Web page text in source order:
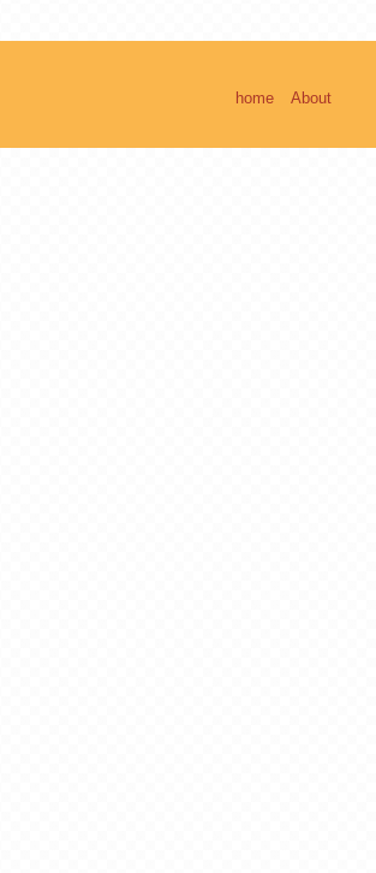
home About